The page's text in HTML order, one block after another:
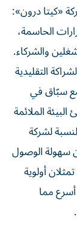
«كيتا درون»:
الحاسمة،
والشركاء.
التقليدية
سبّاق في
الملائمة
لشركة
سهولة الوصول
أولوية
مما